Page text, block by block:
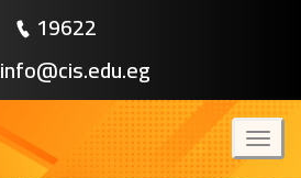
19622
info@cis.edu.eg